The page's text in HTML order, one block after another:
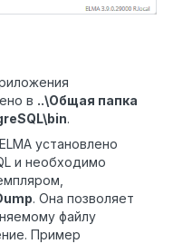
в ..\Общая папка
.
установлено
и необходимо
. Она позволяет
файлу
Пример